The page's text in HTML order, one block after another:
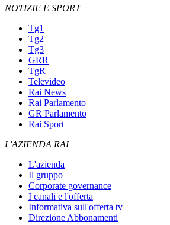
NOTIZIE E SPORT
Tg1
Tg2
Tg3
GRR
TgR
Televideo
Rai News
Rai Parlamento
GR Parlamento
Rai Sport
L'AZIENDA RAI
L'azienda
Il gruppo
Corporate governance
I canali e l'offerta
Informativa sull'offerta tv
Direzione Abbonamenti